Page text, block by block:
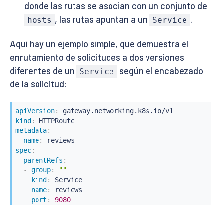
donde las rutas se asocian con un conjunto de
hosts , las rutas apuntan a un Service .
Aquí hay un ejemplo simple, que demuestra el
enrutamiento de solicitudes a dos versiones
diferentes de un
Service
según el encabezado
de la solicitud:
apiVersion:
kind :
HTTPRoute
metadata:
name:
spec:
parentRefs :
-
group:
""
kind :
Service
name:
reviews
port : 9080